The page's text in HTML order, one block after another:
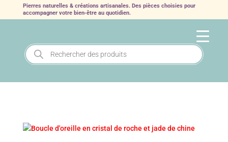
Pierres naturelles & créations artisanales. Des pièces choisies pour
accompagner votre bien‑être au quotidien.
Recherche
de
produits